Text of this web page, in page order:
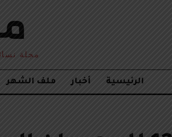
مجلة
الرئيسية أخبار ملف الشهر